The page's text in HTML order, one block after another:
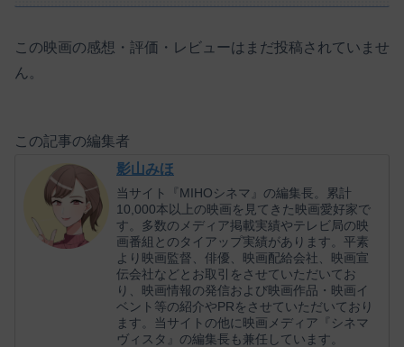
この映画の感想・評価・レビューはまだ投稿されていませ
ん。
この記事の編集者
影山みほ
当サイト『MIHOシネマ』の編集長。累計
10,000本以上の映画を見てきた映画愛好家で
す。多数のメディア掲載実績やテレビ局の映
画番組とのタイアップ実績があります。平素
より映画監督、俳優、映画配給会社、映画宣
伝会社などとお取引をさせていただいてお
り、映画情報の発信および映画作品・映画イ
ベント等の紹介やPRをさせていただいており
ます。当サイトの他に映画メディア『シネマ
ヴィスタ』の編集長も兼任しています。